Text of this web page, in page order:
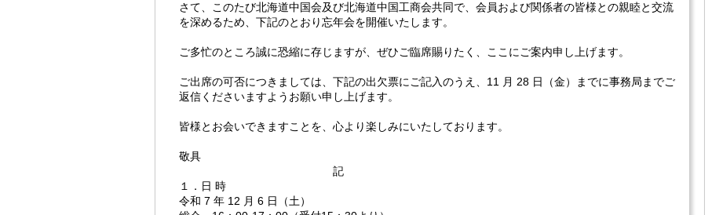
さて、このたび北海道中国会及び北海道中国工商会共同で、会員および関係者の皆様との親睦と交流
を深めるため、下記のとおり忘年会を開催いたします。
ご多忙のところ誠に恐縮に存じますが、ぜひご臨席賜りたく、ここにご案内申し上げます。
ご出席の可否につきましては、下記の出欠票にご記入のうえ、11 月 28 日（金）までに事務局までご
返信くださいますようお願い申し上げます。
皆様とお会いできますことを、心より楽しみにいたしております。
敬具
記
１．日 時
令和 7 年 12 月 6 日（土）